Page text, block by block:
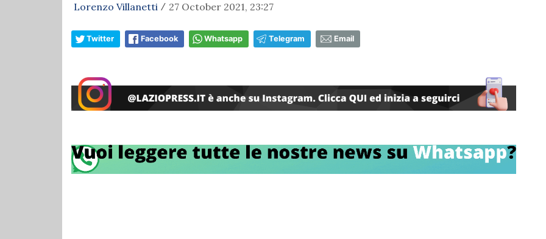
Lorenzo Villanetti / 27 October 2021, 23:27
Twitter Facebook Whatsapp Telegram Email